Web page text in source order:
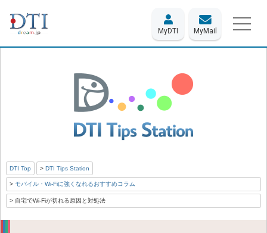
MyDTI MyMail
DTI Top DTI Tips Station
モバイル・Wi-Fiに強くなれるおすすめコラム
自宅でWi-Fiが切れる原因と対処法